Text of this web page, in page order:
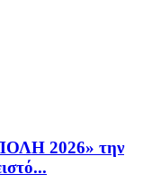
2026» την